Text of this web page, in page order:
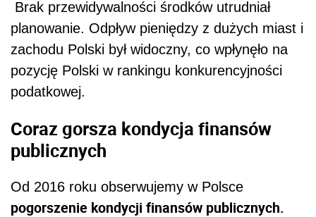
pogorszenie kondycji finansów publicznych.
Na początku było to nieznaczne, ale później
nastąpił skokowy wzrost deficytu i długu. Warto
zauważyć, że okres dobrej koniunktury, który
trwał do 2019 roku, nie został wykorzystany
ani do wzmocnienia potencjału gospodarki.